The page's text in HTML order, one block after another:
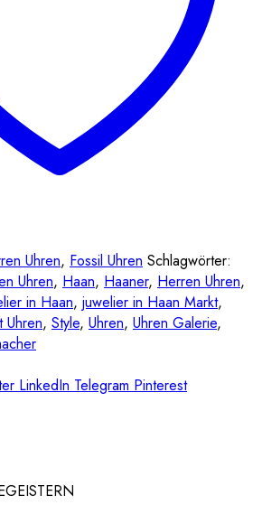
Uhren, Fossil Uhren Schlagwörter:
Uhren, Haan, Haaner, Herren Uhren,
in Haan, juwelier in Haan Markt,
Uhren, Style, Uhren, Uhren Galerie,
LinkedIn Telegram Pinterest